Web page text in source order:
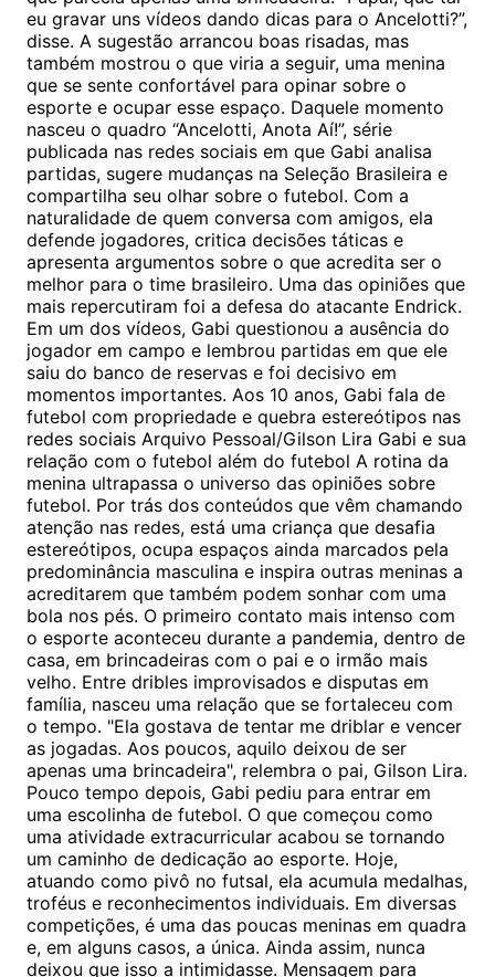
eu gravar uns vídeos dando dicas para o Ancelotti?”,
disse. A sugestão arrancou boas risadas, mas
também mostrou o que viria a seguir, uma menina
que se sente confortável para opinar sobre o
esporte e ocupar esse espaço. Daquele momento
nasceu o quadro “Ancelotti, Anota Aí!”, série
publicada nas redes sociais em que Gabi analisa
partidas, sugere mudanças na Seleção Brasileira e
compartilha seu olhar sobre o futebol. Com a
naturalidade de quem conversa com amigos, ela
defende jogadores, critica decisões táticas e
apresenta argumentos sobre o que acredita ser o
melhor para o time brasileiro. Uma das opiniões que
mais repercutiram foi a defesa do atacante Endrick.
Em um dos vídeos, Gabi questionou a ausência do
jogador em campo e lembrou partidas em que ele
saiu do banco de reservas e foi decisivo em
momentos importantes. Aos 10 anos, Gabi fala de
futebol com propriedade e quebra estereótipos nas
redes sociais Arquivo Pessoal/Gilson Lira Gabi e sua
relação com o futebol além do futebol A rotina da
menina ultrapassa o universo das opiniões sobre
futebol. Por trás dos conteúdos que vêm chamando
atenção nas redes, está uma criança que desafia
estereótipos, ocupa espaços ainda marcados pela
predominância masculina e inspira outras meninas a
acreditarem que também podem sonhar com uma
bola nos pés. O primeiro contato mais intenso com
o esporte aconteceu durante a pandemia, dentro de
casa, em brincadeiras com o pai e o irmão mais
velho. Entre dribles improvisados e disputas em
família, nasceu uma relação que se fortaleceu com
o tempo. "Ela gostava de tentar me driblar e vencer
as jogadas. Aos poucos, aquilo deixou de ser
apenas uma brincadeira", relembra o pai, Gilson Lira.
Pouco tempo depois, Gabi pediu para entrar em
uma escolinha de futebol. O que começou como
uma atividade extracurricular acabou se tornando
um caminho de dedicação ao esporte. Hoje,
atuando como pivô no futsal, ela acumula medalhas,
troféus e reconhecimentos individuais. Em diversas
competições, é uma das poucas meninas em quadra
e, em alguns casos, a única. Ainda assim, nunca
deixou que isso a intimidasse. Mensagem para